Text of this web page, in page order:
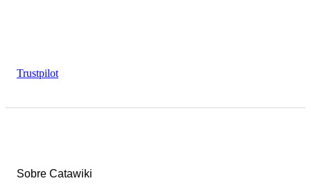
Trustpilot
Sobre Catawiki